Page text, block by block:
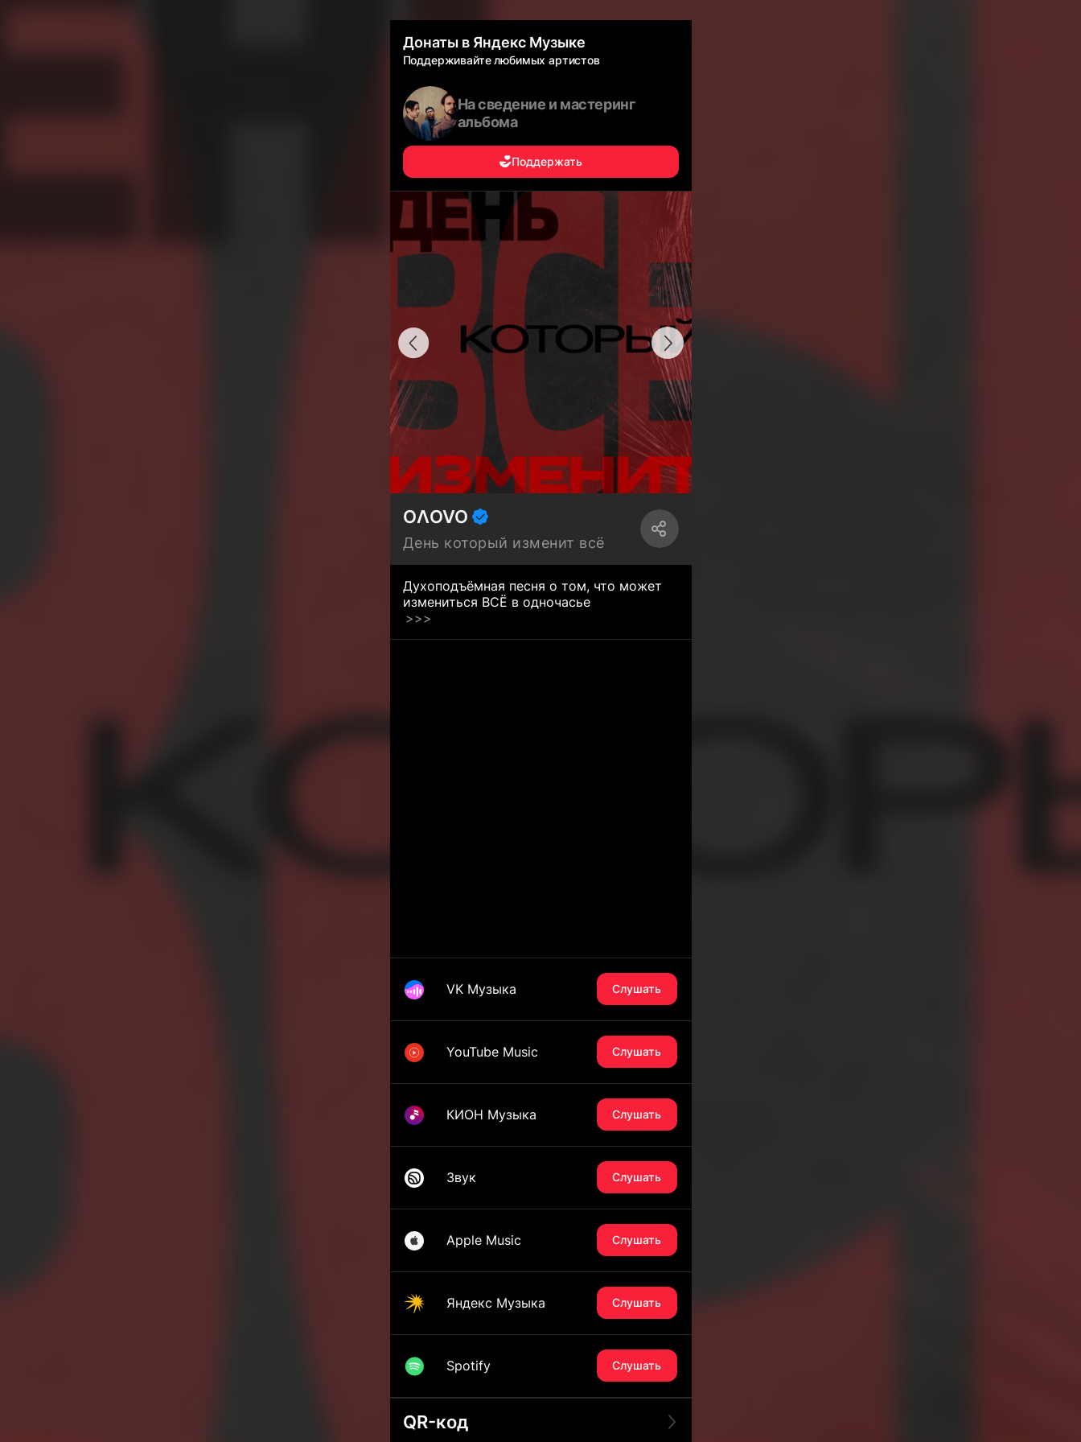
Донаты в Яндекс Музыке
Поддерживайте любимых артистов
На сведение и мастеринг
альбома
Поддержать
OΛOVO
День который изменит всё
Духоподъёмная песня о том, что может
измениться ВСЁ в одночасье
>>>
VK Музыка Слушать
YouTube Music Слушать
КИОН Музыка Слушать
Звук Слушать
Apple Music Слушать
Яндекс Музыка Слушать
Spotify Слушать
QR-код